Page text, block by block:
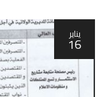
يناير
16